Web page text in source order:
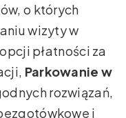
o których
wizyty w
płatności za
Parkowanie w
rozwiązań,
i